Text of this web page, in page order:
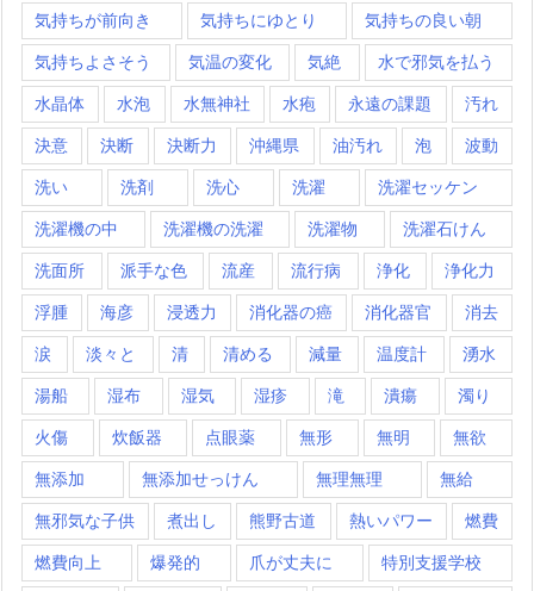
気持ちが前向き 気持ちにゆとり 気持ちの良い朝
気持ちよさそう 気温の変化 気絶 水で邪気を払う
水晶体 水泡 水無神社 水疱 永遠の課題 汚れ
決意 決断 決断力 沖縄県 油汚れ 泡 波動
洗い 洗剤 洗心 洗濯 洗濯セッケン
洗濯機の中 洗濯機の洗濯 洗濯物 洗濯石けん
洗面所 派手な色 流産 流行病 浄化 浄化力
浮腫 海彦 浸透力 消化器の癌 消化器官 消去
涙 淡々と 清 清める 減量 温度計 湧水
湯船 湿布 湿気 湿疹 滝 潰瘍 濁り
火傷 炊飯器 点眼薬 無形 無明 無欲
無添加 無添加せっけん 無理無理 無給
無邪気な子供 煮出し 熊野古道 熱いパワー 燃費
燃費向上 爆発的 爪が丈夫に 特別支援学校